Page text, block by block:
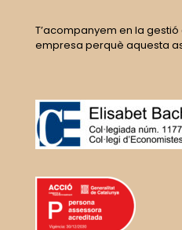
T’acompanyem en la
empresa perquè aquesta